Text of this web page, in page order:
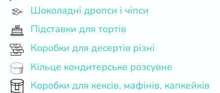
Шоколадні дропси і чіпси
Підставки для тортів
Коробки для десертів різні
Кільце кондитерське розсувне
Коробки для кексів, мафінів, капкейків